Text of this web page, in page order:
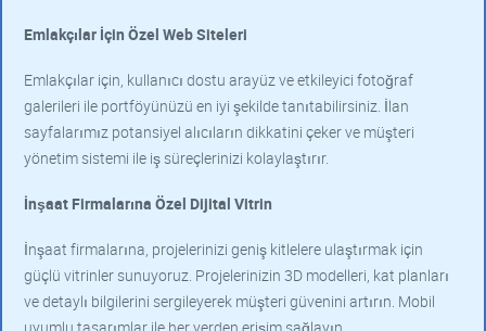
Emlakçılar İçin Özel Web Siteleri
Emlakçılar için, kullanıcı dostu arayüz ve etkileyici fotoğraf
galerileri ile portföyünüzü en iyi şekilde tanıtabilirsiniz. İlan
sayfalarımız potansiyel alıcıların dikkatini çeker ve müşteri
yönetim sistemi ile iş süreçlerinizi kolaylaştırır.
İnşaat Firmalarına Özel Dijital Vitrin
İnşaat firmalarına, projelerinizi geniş kitlelere ulaştırmak için
güçlü vitrinler sunuyoruz. Projelerinizin 3D modelleri, kat planları
ve detaylı bilgilerini sergileyerek müşteri güvenini artırın. Mobil